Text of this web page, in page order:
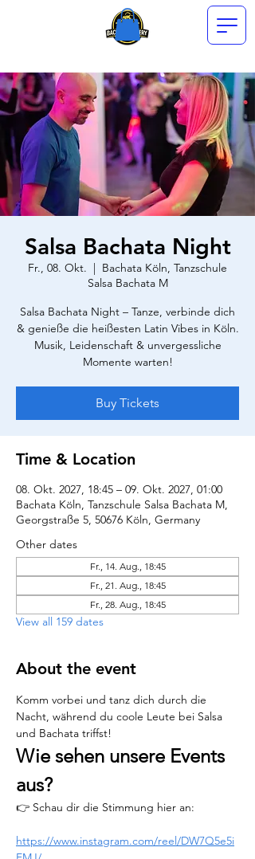
Salsa Bachata Night
Fr., 08. Okt.
  |
Bachata Köln, Tanzschule
Salsa Bachata M
Salsa Bachata Night – Tanze, verbinde dich
& genieße die heißesten Latin Vibes in Köln.
Musik, Leidenschaft & unvergessliche
Momente warten!
Buy Tickets
Time & Location
08. Okt. 2027, 18:45 – 09. Okt. 2027, 01:00
Bachata Köln, Tanzschule Salsa Bachata M,
Georgstraße 5, 50676 Köln, Germany
Other dates
Fr., 14. Aug., 18:45
Fr., 21. Aug., 18:45
Fr., 28. Aug., 18:45
View all 159 dates
About the event
Komm vorbei und tanz dich durch die
Nacht, während du coole Leute bei Salsa
und Bachata triffst!
Wie sehen unsere Events
aus?
👉 Schau dir die Stimmung hier an:
https://www.instagram.com/reel/DW7Q5e5i